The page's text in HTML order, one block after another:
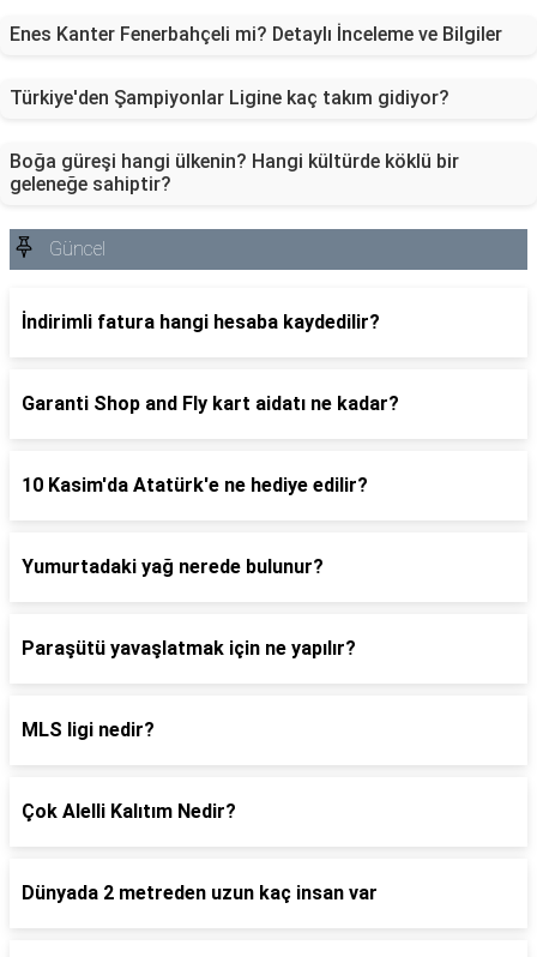
Enes Kanter Fenerbahçeli mi? Detaylı İnceleme ve Bilgiler
Türkiye'den Şampiyonlar Ligine kaç takım gidiyor?
Boğa güreşi hangi ülkenin? Hangi kültürde köklü bir
geleneğe sahiptir?
Güncel
İndirimli fatura hangi hesaba kaydedilir?
Garanti Shop and Fly kart aidatı ne kadar?
10 Kasim'da Atatürk'e ne hediye edilir?
Yumurtadaki yağ nerede bulunur?
Paraşütü yavaşlatmak için ne yapılır?
MLS ligi nedir?
Çok Alelli Kalıtım Nedir?
Dünyada 2 metreden uzun kaç insan var